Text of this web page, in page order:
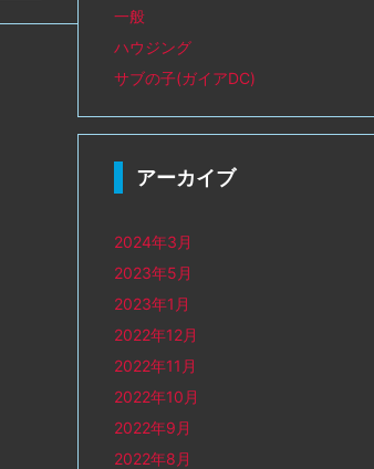
一般
ハウジング
サブの子(ガイアDC)
アーカイブ
2024年3月
2023年5月
2023年1月
2022年12月
2022年11月
2022年10月
2022年9月
2022年8月